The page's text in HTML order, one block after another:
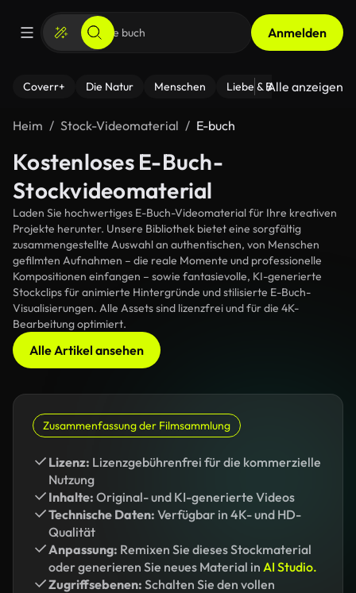
Anmelden
Coverr+ Die Natur Menschen Liebe & Beziehungen
Alle anzeigen
Heim Stock-Videomaterial E-buch
Kostenloses E-Buch-
Stockvideomaterial
Laden Sie hochwertiges E-Buch-Videomaterial für Ihre kreativen
Projekte herunter. Unsere Bibliothek bietet eine sorgfältig
zusammengestellte Auswahl an authentischen, von Menschen
gefilmten Aufnahmen – die reale Momente und professionelle
Kompositionen einfangen – sowie fantasievolle, KI-generierte
Stockclips für animierte Hintergründe und stilisierte E-Buch-
Visualisierungen. Alle Assets sind lizenzfrei und für die 4K-
Bearbeitung optimiert.
Alle Artikel ansehen
Zusammenfassung der Filmsammlung
Lizenz: Lizenzgebührenfrei für die kommerzielle
Nutzung
Inhalte: Original- und KI-generierte Videos
Technische Daten: Verfügbar in 4K- und HD-
Qualität
Anpassung: Remixen Sie dieses Stockmaterial
oder generieren Sie neues Material in AI Studio.
Zugriffsebenen: Schalten Sie den vollen